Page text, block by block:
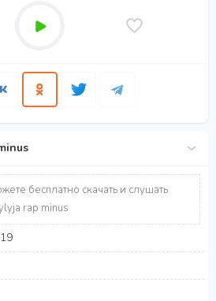
бесплатно скачать и слушать
rap minus